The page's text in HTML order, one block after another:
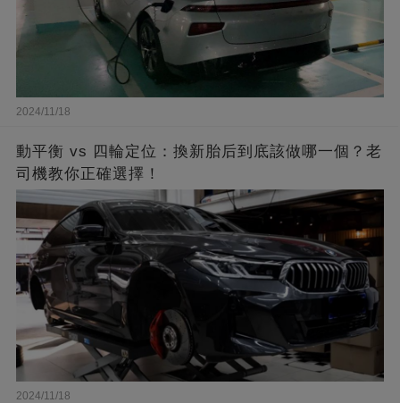
2024/11/18
動平衡 vs 四輪定位：換新胎后到底該做哪一個？老
司機教你正確選擇！
2024/11/18